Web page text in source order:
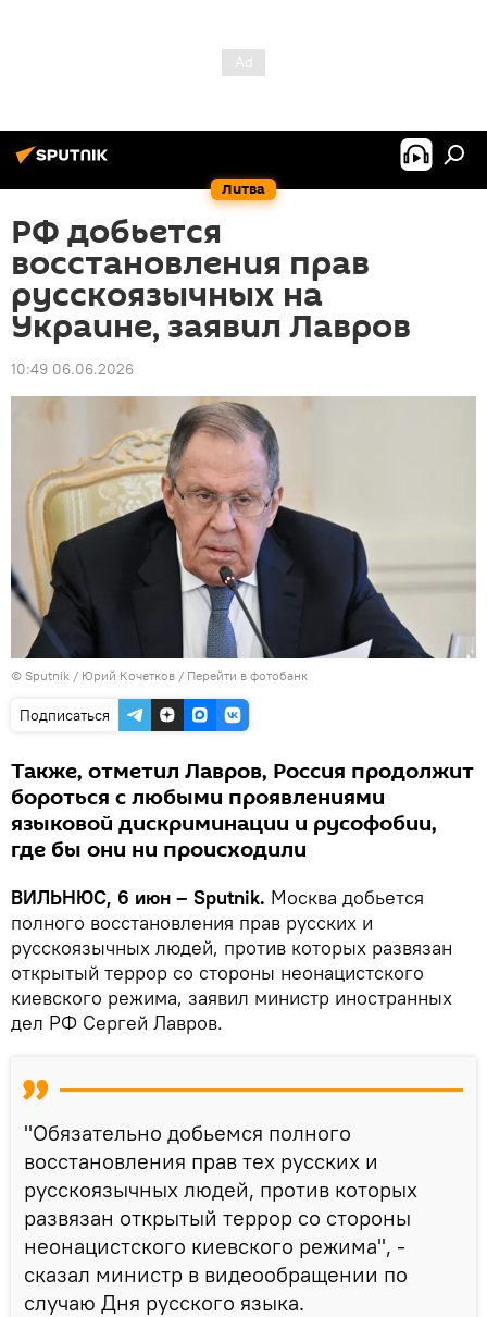
Литва
РФ добьется
восстановления прав
русскоязычных на
Украине, заявил Лавров
10:49 06.06.2026
© Sputnik / Юрий Кочетков / Перейти в фотобанк
Подписаться
Также, отметил Лавров, Россия продолжит
бороться с любыми проявлениями
языковой дискриминации и русофобии,
где бы они ни происходили
ВИЛЬНЮС, 6 июн – Sputnik. Москва добьется
полного восстановления прав русских и
русскоязычных людей, против которых развязан
открытый террор со стороны неонацистского
киевского режима, заявил министр иностранных
дел РФ Сергей Лавров.
"Обязательно добьемся полного
восстановления прав тех русских и
русскоязычных людей, против которых
развязан открытый террор со стороны
неонацистского киевского режима", -
сказал министр в видеообращении по
случаю Дня русского языка.